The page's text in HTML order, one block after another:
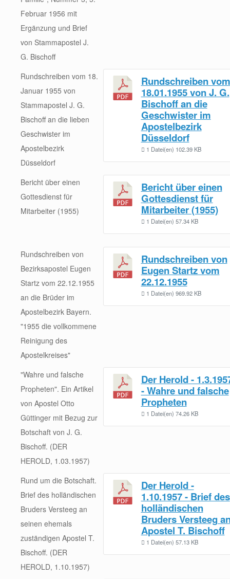
Februar 1956 mit
Ergänzung und Brief
von Stammapostel J.
G. Bischoff
Rundschreiben vom 18.
Januar 1955 von
Stammapostel J. G.
Bischoff an die lieben
Geschwister im
Apostelbezirk
Düsseldorf
Rundschreiben vom
18.01.1955 von J. G.
Bischoff an die
Geschwister im
Apostelbezirk
Düsseldorf
1 Datei(en) 102.39 KB
Bericht über einen
Gottesdienst für
Mitarbeiter (1955)
Bericht über einen
Gottesdienst für
Mitarbeiter (1955)
1 Datei(en) 57.34 KB
Rundschreiben von
Bezirksapostel Eugen
Startz vom 22.12.1955
an die Brüder im
Apostelbezirk Bayern.
"1955 die vollkommene
Reinigung des
Apostelkreises"
Rundschreiben von
Eugen Startz vom
22.12.1955
1 Datei(en) 969.92 KB
"Wahre und falsche
Propheten". Ein Artikel
von Apostel Otto
Güttinger mit Bezug zur
Botschaft von J. G.
Bischoff. (DER
HEROLD, 1.03.1957)
Der Herold -
- Wahre und falsche
Propheten
1 Datei(en) 74.26 KB
Rund um die Botschaft.
Brief des holländischen
Bruders Versteeg an
seinen ehemals
zuständigen Apostel T.
Bischoff. (DER
HEROLD, 1.10.1957)
Der Herold -
1.10.1957 - Brief des
holländischen
Bruders Versteeg
Apostel T. Bischoff
1 Datei(en) 57.13 KB